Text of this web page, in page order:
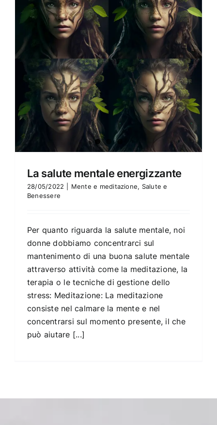
Amore e amare
Cucinare in modo sano
Verde e Sostenibilità
Articoli
Ciao sono Virginia
Contattami
La salute mentale energizzante
28/05/2022 Mente e meditazione, Salute e
Benessere
Per quanto riguarda la salute mentale, noi
donne dobbiamo concentrarci sul
mantenimento di una buona salute mentale
attraverso attività come la meditazione, la
terapia o le tecniche di gestione dello
stress: Meditazione: La meditazione
consiste nel calmare la mente e nel
concentrarsi sul momento presente, il che
può aiutare [...]